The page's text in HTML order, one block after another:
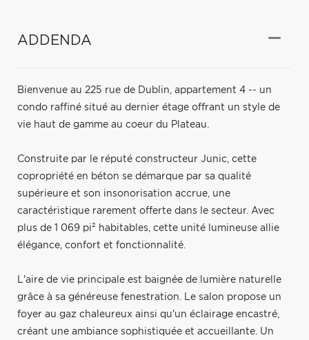
ADDENDA
Bienvenue au 225 rue de Dublin, appartement 4 -- un
condo raffiné situé au dernier étage offrant un style de
vie haut de gamme au coeur du Plateau.
Construite par le réputé constructeur Junic, cette
copropriété en béton se démarque par sa qualité
supérieure et son insonorisation accrue, une
caractéristique rarement offerte dans le secteur. Avec
plus de 1 069 pi² habitables, cette unité lumineuse allie
élégance, confort et fonctionnalité.
L'aire de vie principale est baignée de lumière naturelle
grâce à sa généreuse fenestration. Le salon propose un
foyer au gaz chaleureux ainsi qu'un éclairage encastré,
créant une ambiance sophistiquée et accueillante. Un